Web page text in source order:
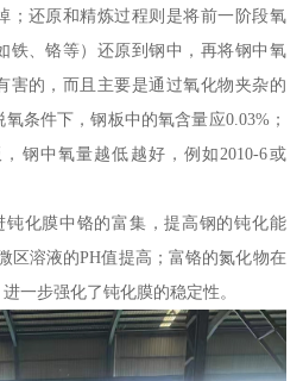
；还原和精炼过程则是将前一阶段氧
铁、铬等）还原到钢中，再将钢中氧
害的，而且主要是通过氧化物夹杂的
条件下，钢板中的氧含量应0.03%；
钢中氧量越低越好，例如2010-6或
钝化膜中铬的富集，提高钢的钝化能
区溶液的PH值提高；富铬的氮化物在
一步强化了钝化膜的稳定性。